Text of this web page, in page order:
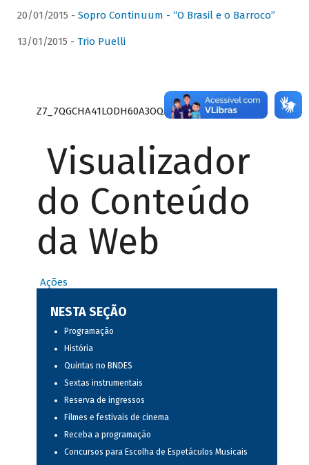
20/01/2015 - Sopro Continuum - “O Brasil e o Barroco”
13/01/2015 - Trio Puelli
Z7_7QGCHA41LODH60A3OQA8RN1415
Visualizador
do Conteúdo
da Web
Ações
NESTA SEÇÃO
Programação
História
Quintas no BNDES
Sextas instrumentais
Reserva de ingressos
Filmes e festivais de cinema
Receba a programação
Concursos para Escolha de Espetáculos Musicais